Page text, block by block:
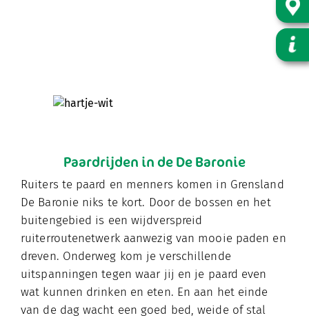
Paardrijden in de De Baronie
Ruiters te paard en menners komen in Grensland
De Baronie niks te kort. Door de bossen en het
buitengebied is een wijdverspreid
ruiterroutenetwerk aanwezig van mooie paden en
dreven. Onderweg kom je verschillende
uitspanningen tegen waar jij en je paard even
wat kunnen drinken en eten. En aan het einde
van de dag wacht een goed bed, weide of stal